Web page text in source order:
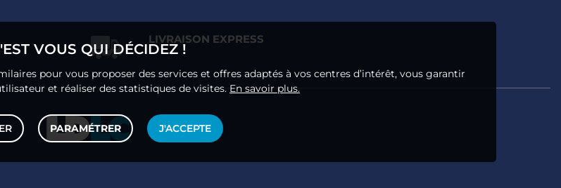
LIVRAISON EXPRESS
VOUS QUI DÉCIDEZ !
pour vous proposer des services et offres adaptés à vos centres d’intérêt, vous garantir
et réaliser des statistiques de visites. En savoir plus.
PARAMÉTRER J'ACCEPTE